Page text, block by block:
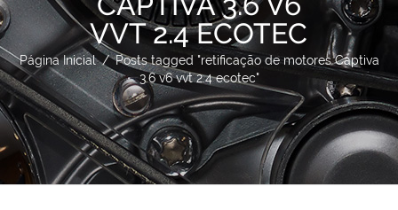
VVT 2.4 ECOTEC
Página Inicial / Posts tagged "retificação de motores Captiva
3.6 v6 vvt 2.4 ecotec"